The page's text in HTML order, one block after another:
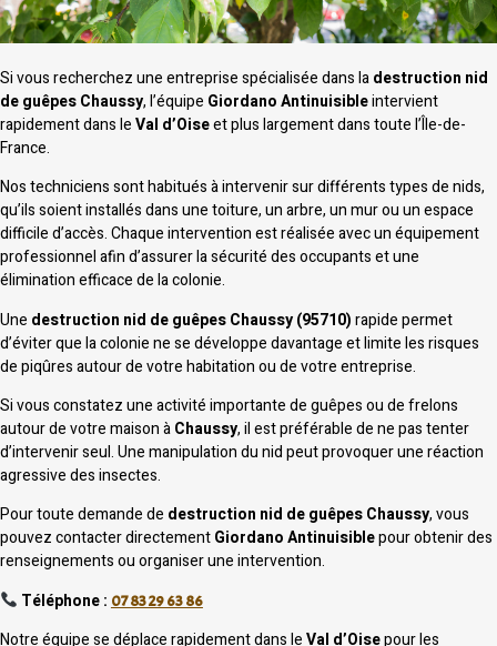
Si vous recherchez une entreprise spécialisée dans ladestruction nid
de guêpes Chaussy, l’équipe Giordano Antinuisibleintervient
rapidement dans leVal d’Oiseet plus largement dans toute l’Île-de-
France.
Nos techniciens sont habitués à intervenir sur différents types de nids,
qu’ils soient installés dans une toiture, un arbre, un mur ou un espace
difficile d’accès. Chaque intervention est réalisée avec un équipement
professionnel afin d’assurer la sécurité des occupants et une
élimination efficace de la colonie.
Une destruction nid de guêpes Chaussy (95710)rapide permet
d’éviter que la colonie ne se développe davantage et limite les risques
de piqûres autour de votre habitation ou de votre entreprise.
Si vous constatez une activité importante de guêpes ou de frelons
autour de votre maison àChaussy, il est préférable de ne pas tenter
d’intervenir seul. Une manipulation du nid peut provoquer une réaction
agressive des insectes.
Pour toute demande de destruction nid de guêpes Chaussy, vous
pouvez contacter directementGiordano Antinuisiblepour obtenir des
renseignements ou organiser une intervention.
Téléphone : 07 83 29 63 86
Notre équipe se déplace rapidement dans leVal d’Oisepour les